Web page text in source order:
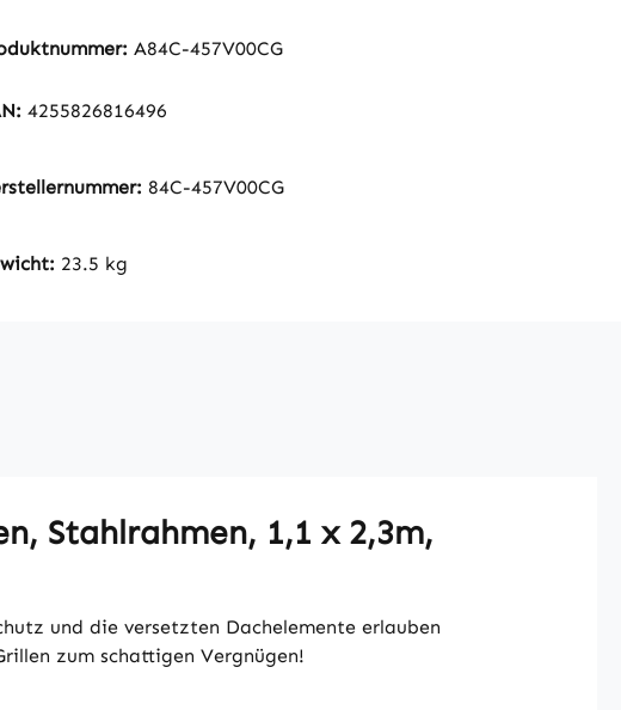
A84C-457V00CG
4255826816496
84C-457V00CG
23.5 kg
Stahlrahmen, 1,1 x 2,3m,
und die versetzten Dachelemente erlauben
zum schattigen Vergnügen!